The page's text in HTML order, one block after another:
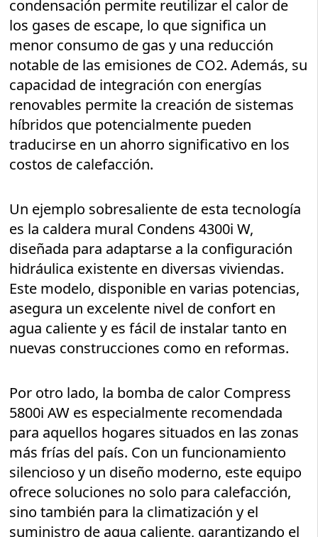
condensación permite reutilizar el calor de
los gases de escape, lo que significa un
menor consumo de gas y una reducción
notable de las emisiones de CO2. Además, su
capacidad de integración con energías
renovables permite la creación de sistemas
híbridos que potencialmente pueden
traducirse en un ahorro significativo en los
costos de calefacción.
Un ejemplo sobresaliente de esta tecnología
es la caldera mural Condens 4300i W,
diseñada para adaptarse a la configuración
hidráulica existente en diversas viviendas.
Este modelo, disponible en varias potencias,
asegura un excelente nivel de confort en
agua caliente y es fácil de instalar tanto en
nuevas construcciones como en reformas.
Por otro lado, la bomba de calor Compress
5800i AW es especialmente recomendada
para aquellos hogares situados en las zonas
más frías del país. Con un funcionamiento
silencioso y un diseño moderno, este equipo
ofrece soluciones no solo para calefacción,
sino también para la climatización y el
suministro de agua caliente, garantizando el